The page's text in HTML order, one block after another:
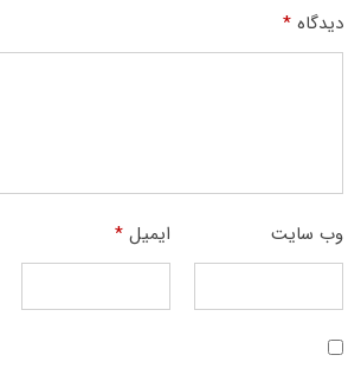
دیدگاه *
ایمیل* وب‌ سایت